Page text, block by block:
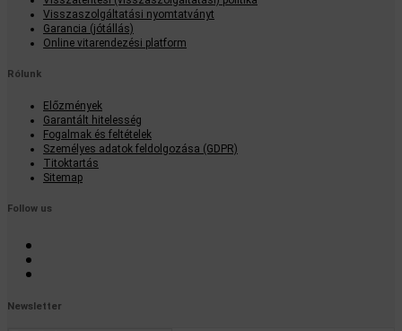
Visszaszolgáltatási nyomtatványt
Garancia (jótállás)
Online vitarendezési platform
Rólunk
Előzmények
Garantált hitelesség
Fogalmak és feltételek
Személyes adatok feldolgozása (GDPR)
Titoktartás
Sitemap
Follow us
Newsletter